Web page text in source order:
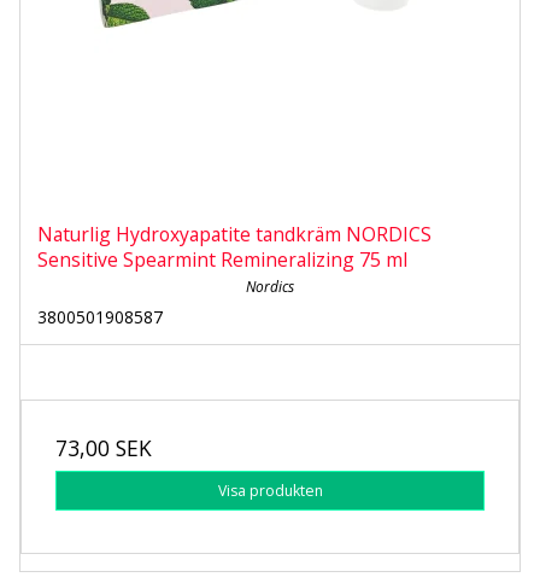
Naturlig Hydroxyapatite tandkräm NORDICS
Sensitive Spearmint Remineralizing 75 ml
Nordics
3800501908587
73,00 SEK
Visa produkten